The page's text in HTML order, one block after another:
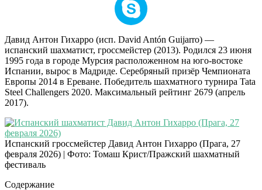
Давид Антон Гихарро (исп. David Antón Guijarro) —
испанский шахматист, гроссмейстер (2013). Родился 23 июня
1995 года в городе Мурсия расположенном на юго-востоке
Испании, вырос в Мадриде. Серебряный призёр Чемпионата
Европы 2014 в Ереване. Победитель шахматного турнира Tata
Steel Challengers 2020. Максимальный рейтинг 2679 (апрель
2017).
Испанский гроссмейстер Давид Антон Гихарро (Прага, 27
февраля 2026) | Фото: Томаш Крист/Пражский шахматный
фестиваль
Содержание